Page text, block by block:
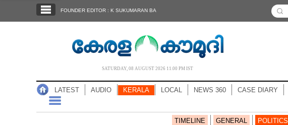
NOTIFIED NEWS
FOUNDER EDITOR : K SUKUMARAN BA
SATURDAY, 08 AUGUST 2026 11.00 PM IST
LATEST AUDIO KERALA LOCAL NEWS 360 CASE DIARY
TIMELINE GENERAL POLITICS